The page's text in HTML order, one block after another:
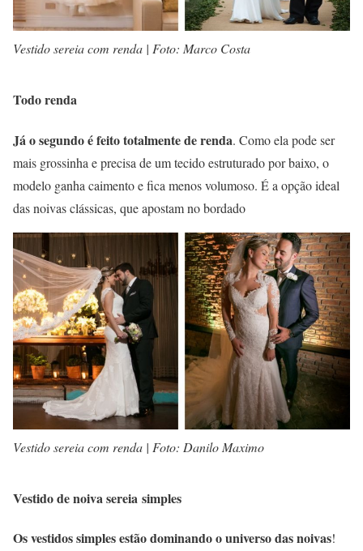
Vestido sereia com renda | Foto: Marco Costa
Todo renda
Já o segundo é feito totalmente de renda. Como ela pode ser
mais grossinha e precisa de um tecido estruturado por baixo, o
modelo ganha caimento e fica menos volumoso. É a opção ideal
das noivas clássicas, que apostam no bordado
Vestido sereia com renda | Foto: Danilo Maximo
Vestido de noiva sereia simples
Os vestidos simples estão dominando o universo das noivas!